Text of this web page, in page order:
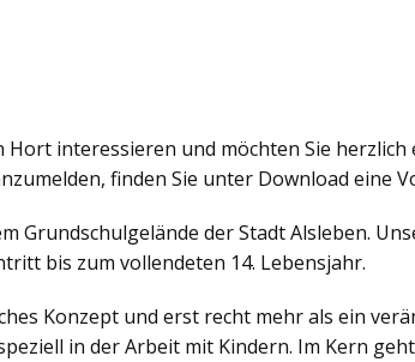
interessieren und möchten Sie
finden Sie unter Download eine
Grundschulgelände der Stadt Alsleben.
bis zum vollendeten 14. Lebensjahr.
Konzept und erst recht mehr als ein
in der Arbeit mit Kindern. Im Kern